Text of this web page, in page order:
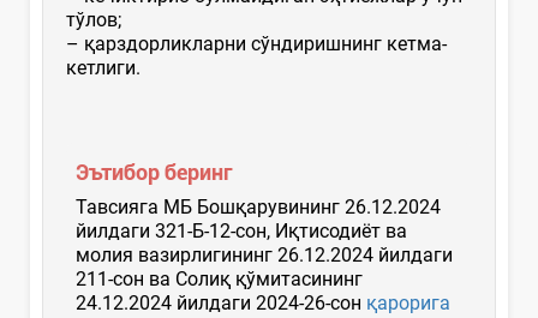
тўлов;
– қарздорликларни сўндиришнинг кетма-
кетлиги.
Эътибор беринг
Тавсияга МБ Бошқарувининг 26.12.2024
йилдаги 321-Б-12-сон, Иқтисодиёт ва
молия вазирлигининг 26.12.2024 йилдаги
211-сон ва Солиқ қўмитасининг
24.12.2024 йилдаги 2024-26-сон қарорига